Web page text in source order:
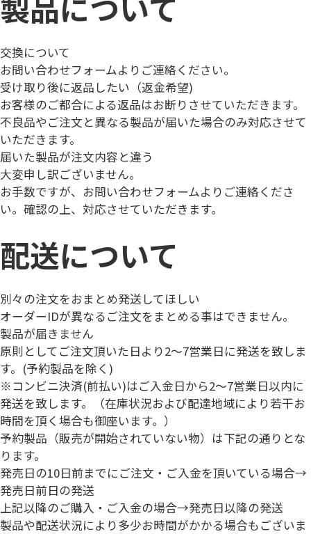
交換について
お問い合わせフォームよりご連絡ください。
受け取り後に返品したい（返金希望)
お客様のご都合による返品はお断りさせていただきます。
不良品やご注文と異なる製品が届いた場合のみ対応させて
いただきます。
届いた製品が注文内容と違う
大変申し訳ございません。
お手数ですが、 お問い合わせフォームよりご連絡くださ
い。確認の上、対応させていただきます。
配送について
別々の注文をおまとめ発送してほしい
オーダーIDが異なるご注文をまとめる事はできません。
製品が届きません
原則としてご注文頂いた日より2～7営業日に発送を致しま
す。(予約製品を除く)
※コンビニ決済(前払い)はご入金日から2～7営業日以内に
発送を致します。（在庫状況および配達地域により若干お
時間を頂く場合も御座います。）
予約製品（販売が開始されていない物）は下記の通りとな
ります。
発売日の10日前までにご注文・ご入金を頂いている場合→
発売日前日の発送
上記以降のご購入・ご入金の場合→発売日以降の発送
製品や配送状況により多少お時間がかかる場合もございま